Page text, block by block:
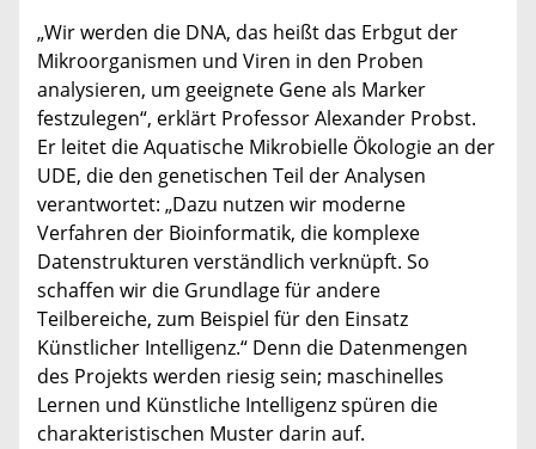
„Wir werden die DNA, das heißt das Erbgut der
Mikroorganismen und Viren in den Proben
analysieren, um geeignete Gene als Marker
festzulegen“, erklärt Professor Alexander Probst.
Er leitet die Aquatische Mikrobielle Ökologie an der
UDE, die den genetischen Teil der Analysen
verantwortet: „Dazu nutzen wir moderne
Verfahren der Bioinformatik, die komplexe
Datenstrukturen verständlich verknüpft. So
schaffen wir die Grundlage für andere
Teilbereiche, zum Beispiel für den Einsatz
Künstlicher Intelligenz.“ Denn die Datenmengen
des Projekts werden riesig sein; maschinelles
Lernen und Künstliche Intelligenz spüren die
charakteristischen Muster darin auf.